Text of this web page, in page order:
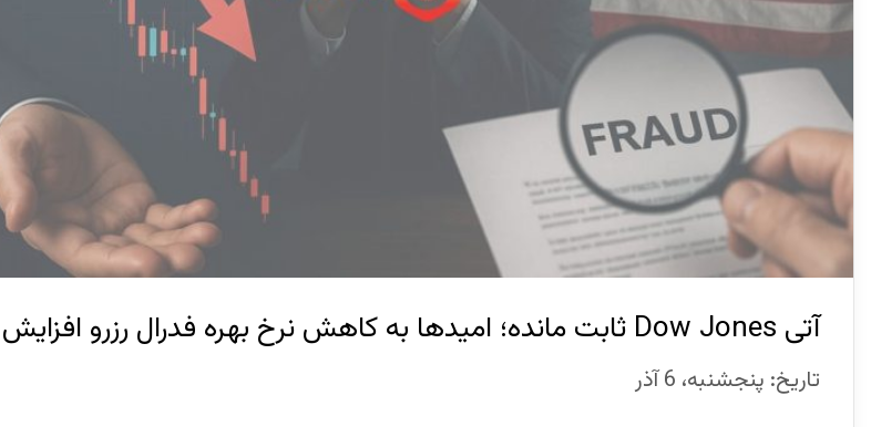
آتی Dow Jones ثابت مانده؛ امیدها به کاهش نرخ بهره فدرال رزرو افزایش یافته
تاریخ: پنجشنبه، 6 آذر